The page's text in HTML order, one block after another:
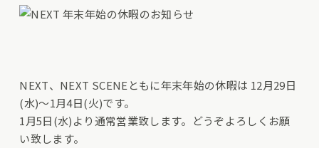
NEXT、NEXT SCENEともに年末年始の休暇は 12月29日
(水)～1月4日(火)です。
1月5日(水)より通常営業致します。どうぞよろしくお願
い致します。